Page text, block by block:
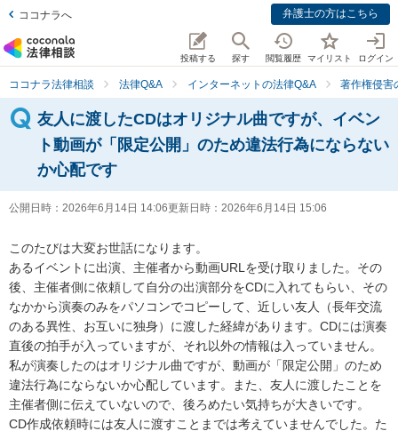
ココナラへ 弁護士の方はこちら
投稿する 探す 閲覧履歴 マイリスト ログイン
ココナラ法律相談 法律Q&A インターネットの法律Q&A 著作権侵害
友人に渡したCDはオリジナル曲ですが、イベン
ト動画が「限定公開」のため違法行為にならない
か心配です
公開日時： 2026年6月14日 14:06更新日時： 2026年6月14日 15:06
このたびは大変お世話になります。
あるイベントに出演、主催者から動画URLを受け取りました。その
後、主催者側に依頼して自分の出演部分をCDに入れてもらい、その
なかから演奏のみをパソコンでコピーして、近しい友人（長年交流
のある異性、お互いに独身）に渡した経緯があります。CDには演奏
直後の拍手が入っていますが、それ以外の情報は入っていません。
私が演奏したのはオリジナル曲ですが、動画が「限定公開」のため
違法行為にならないか心配しています。また、友人に渡したことを
主催者側に伝えていないので、後ろめたい気持ちが大きいです。
CD作成依頼時には友人に渡すことまでは考えていませんでした。た